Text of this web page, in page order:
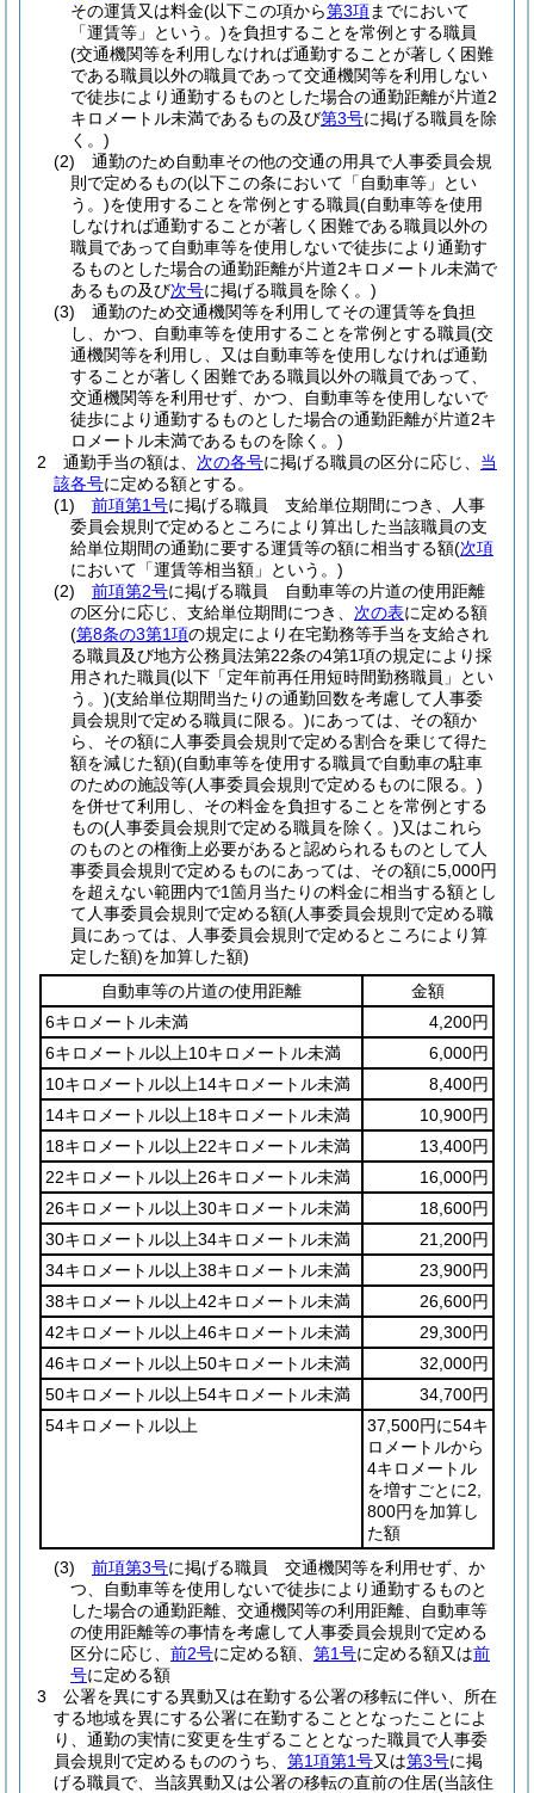
その運賃又は料金(以下この項から第3項までにおいて
「運賃等」という。)を負担することを常例とする職員
(交通機関等を利用しなければ通勤することが著しく困難
である職員以外の職員であって交通機関等を利用しない
で徒歩により通勤するものとした場合の通勤距離が片道2
キロメートル未満であるもの及び第3号に掲げる職員を除
く。)
(2)
通勤のため自動車その他の交通の用具で人事委員会規
則で定めるもの(以下この条において「自動車等」とい
う。)を使用することを常例とする職員(自動車等を使用
しなければ通勤することが著しく困難である職員以外の
職員であって自動車等を使用しないで徒歩により通勤す
るものとした場合の通勤距離が片道2キロメートル未満で
あるもの及び次号に掲げる職員を除く。)
(3)
通勤のため交通機関等を利用してその運賃等を負担
し、かつ、自動車等を使用することを常例とする職員(交
通機関等を利用し、又は自動車等を使用しなければ通勤
することが著しく困難である職員以外の職員であって、
交通機関等を利用せず、かつ、自動車等を使用しないで
徒歩により通勤するものとした場合の通勤距離が片道2キ
ロメートル未満であるものを除く。)
2
通勤手当の額は、 次の各号に掲げる職員の区分に応じ、 当
該各号に定める額とする。
(1)
前項第1号に掲げる職員 支給単位期間につき、人事
委員会規則で定めるところにより算出した当該職員の支
給単位期間の通勤に要する運賃等の額に相当する額(次項
において「運賃等相当額」という。)
(2)
前項第2号に掲げる職員 自動車等の片道の使用距離
の区分に応じ、支給単位期間につき、 次の表に定める額
(第8条の3第1項の規定により在宅勤務等手当を支給され
る職員及び地方公務員法第22条の4第1項の規定により採
用された職員(以下「定年前再任用短時間勤務職員」とい
う。)(支給単位期間当たりの通勤回数を考慮して人事委
員会規則で定める職員に限る。)にあっては、その額か
ら、その額に人事委員会規則で定める割合を乗じて得た
額を減じた額)(自動車等を使用する職員で自動車の駐車
のための施設等(人事委員会規則で定めるものに限る。)
を併せて利用し、その料金を負担することを常例とする
もの(人事委員会規則で定める職員を除く。)又はこれら
のものとの権衡上必要があると認められるものとして人
事委員会規則で定めるものにあっては、その額に5,000円
を超えない範囲内で1箇月当たりの料金に相当する額とし
て人事委員会規則で定める額(人事委員会規則で定める職
員にあっては、人事委員会規則で定めるところにより算
定した額)を加算した額)
自動車等の片道の使用距離
金額
6キロメートル未満
4,200円
6キロメートル以上10キロメートル未満
6,000円
10キロメートル以上14キロメートル未満
8,400円
14キロメートル以上18キロメートル未満
10,900円
18キロメートル以上22キロメートル未満
13,400円
22キロメートル以上26キロメートル未満
16,000円
26キロメートル以上30キロメートル未満
18,600円
30キロメートル以上34キロメートル未満
21,200円
34キロメートル以上38キロメートル未満
23,900円
38キロメートル以上42キロメートル未満
26,600円
42キロメートル以上46キロメートル未満
29,300円
46キロメートル以上50キロメートル未満
32,000円
50キロメートル以上54キロメートル未満
34,700円
54キロメートル以上
37,500円に54キ
ロメートルから
4キロメートル
を増すごとに2,
800円を加算し
た額
(3)
前項第3号に掲げる職員 交通機関等を利用せず、か
つ、自動車等を使用しないで徒歩により通勤するものと
した場合の通勤距離、交通機関等の利用距離、自動車等
の使用距離等の事情を考慮して人事委員会規則で定める
区分に応じ、 前2号に定める額、 第1号に定める額又は前
号に定める額
3
公署を異にする異動又は在勤する公署の移転に伴い、所在
する地域を異にする公署に在勤することとなったことによ
り、通勤の実情に変更を生ずることとなった職員で人事委
員会規則で定めるもののうち、 第1項第1号又は第3号に掲
げる職員で、当該異動又は公署の移転の直前の住居(当該住